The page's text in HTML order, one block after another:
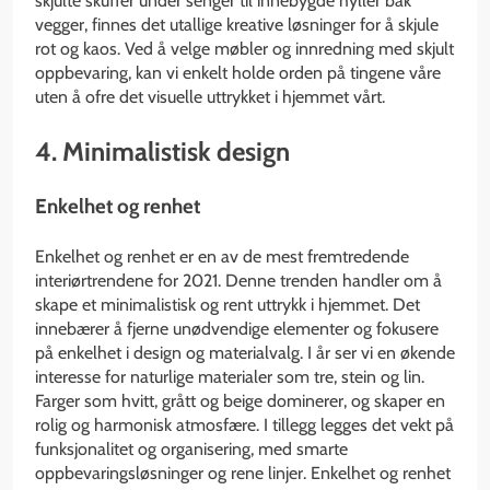
vegger, finnes det utallige kreative løsninger for å skjule
rot og kaos. Ved å velge møbler og innredning med skjult
oppbevaring, kan vi enkelt holde orden på tingene våre
uten å ofre det visuelle uttrykket i hjemmet vårt.
4. Minimalistisk design
Enkelhet og renhet
Enkelhet og renhet er en av de mest fremtredende
interiørtrendene for 2021. Denne trenden handler om å
skape et minimalistisk og rent uttrykk i hjemmet. Det
innebærer å fjerne unødvendige elementer og fokusere
på enkelhet i design og materialvalg. I år ser vi en økende
interesse for naturlige materialer som tre, stein og lin.
Farger som hvitt, grått og beige dominerer, og skaper en
rolig og harmonisk atmosfære. I tillegg legges det vekt på
funksjonalitet og organisering, med smarte
oppbevaringsløsninger og rene linjer. Enkelhet og renhet